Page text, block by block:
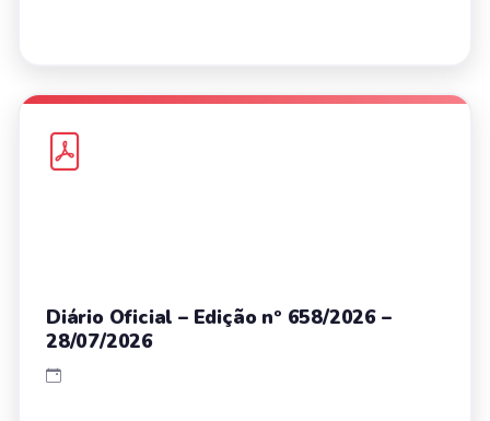
Diário Oficial – Edição nº 658/2026 –
28/07/2026